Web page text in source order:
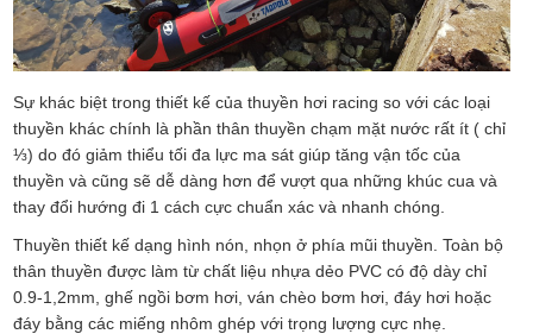
Sự khác biệt trong thiết kế của thuyền hơi racing so với các loại
thuyền khác chính là phần thân thuyền chạm mặt nước rất ít ( chỉ
⅓) do đó giảm thiểu tối đa lực ma sát giúp tăng vận tốc của
thuyền và cũng sẽ dễ dàng hơn để vượt qua những khúc cua và
thay đổi hướng đi 1 cách cực chuẩn xác và nhanh chóng.
Thuyền thiết kế dạng hình nón, nhọn ở phía mũi thuyền. Toàn bộ
thân thuyền được làm từ chất liệu nhựa dẻo PVC có độ dày chỉ
0.9-1,2mm, ghế ngồi bơm hơi, ván chèo bơm hơi, đáy hơi hoặc
đáy bằng các miếng nhôm ghép với trọng lượng cực nhẹ.